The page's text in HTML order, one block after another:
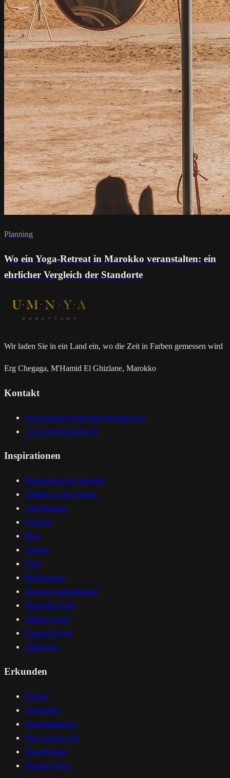
Planning
Wo ein Yoga-Retreat in Marokko veranstalten: ein
ehrlicher Vergleich der Standorte
Wir laden Sie in ein Land ein, wo die Zeit in Farben gemessen wird
Erg Chegaga, M'Hamid El Ghizlane, Marokko
Kontakt
reservations@umnyadesertcamp.com
+212 (0)6 00 66 66 16
Inspirationen
Weihnachten & Silvester
Frühling in der Sahara
Alle Retreats
Exklusiv
Blog
Anreise
FAQ
Reisepartner
Firmenveranstaltungen
Wustenhochzeit
Flitterwochen
Frauen Retreat
Alleinreise
Erkunden
Galerie
Aktivitaten
Veranstaltungen
Was erwartet Sie
Yoga Retreat
Private Feiern